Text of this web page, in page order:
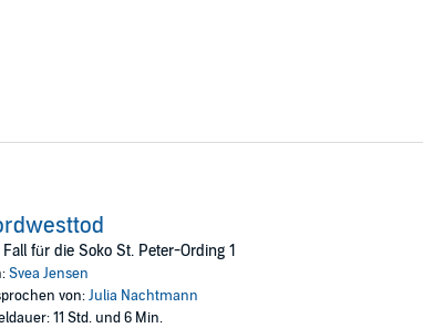
Fall für die Soko St. Peter-Ording 1
Svea Jensen
von:Julia Nachtmann
11 Std. und 6 Min.